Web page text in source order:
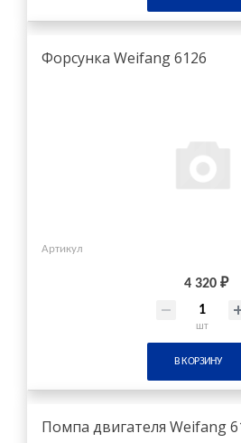
Форсунка Weifang 6126
Артикул
4 320 ₽
шт
В КОРЗИНУ
Помпа двигателя Weifang